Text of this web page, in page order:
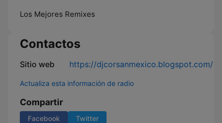
Los Mejores Remixes
Contactos
Sitio web https://djcorsanmexico.blogspot.com/
Actualiza esta información de radio
Compartir
Facebook Twitter